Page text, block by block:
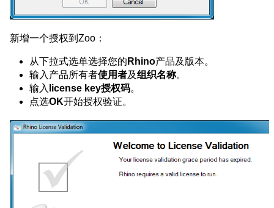
新增一个授权到Zoo：
从下拉式选单选择您的 Rhino产品及版本。
输入产品所有者使用者及组织名称。
输入 license key授权码。
点选OK开始授权验证。